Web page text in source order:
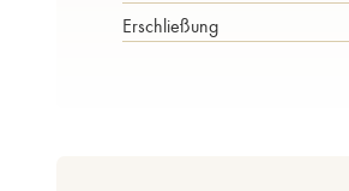
Erschließung